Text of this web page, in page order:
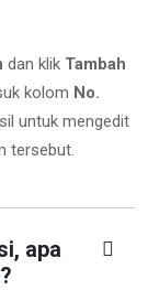
dan klik Tambah
kolom No.
untuk mengedit
tersebut.
apa